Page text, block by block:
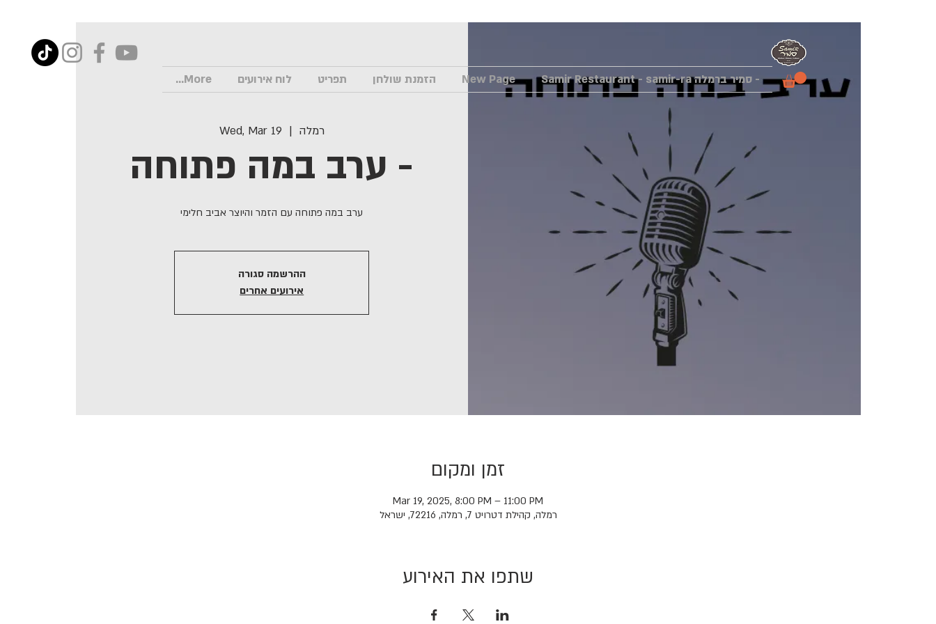
- סמיר ברמלה Samir Restaurant - samir-ra New Page הזמנת שולחן תפריט לוח אירועים More...
Wed, Mar 19
  |
רמלה
ערב במה פתוחה -
ערב במה פתוחה עם הזמר והיוצר אביב חלימי
ההרשמה סגורה
אירועים אחרים
זמן ומקום
Mar 19, 2025, 8:00 PM – 11:00 PM
רמלה, קהילת דטרויט 7, רמלה, 72216, ישראל
שתפו את האירוע